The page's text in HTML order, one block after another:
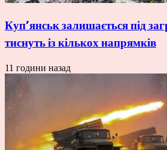
Куп’янськ залишається під
тиснуть із кількох напрямків
11 години назад